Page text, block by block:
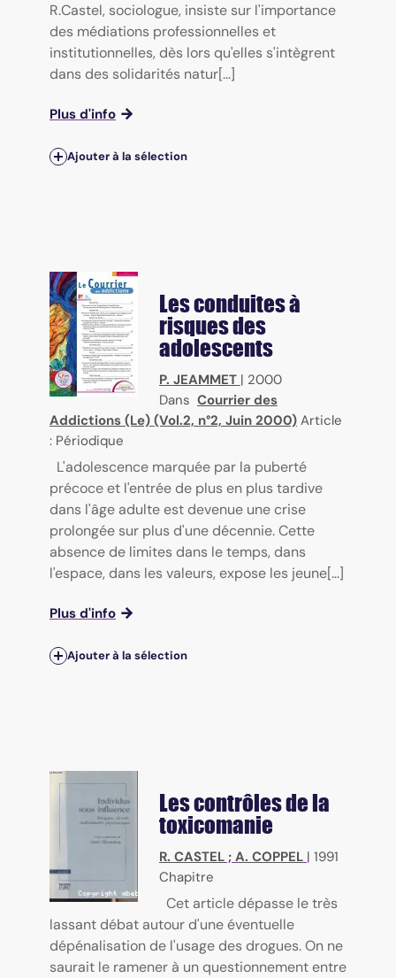
R.Castel, sociologue, insiste sur l'importance
des médiations professionnelles et
institutionnelles, dès lors qu'elles s'intègrent
dans des solidarités natur[...]
Plus d'info
Ajouter à la sélection
Les conduites à
risques des
adolescents
P. JEAMMET | 2000
Dans Courrier des
Addictions (Le) (Vol.2, n°2, Juin 2000) Article
: Périodique
L'adolescence marquée par la puberté
précoce et l'entrée de plus en plus tardive
dans l'âge adulte est devenue une crise
prolongée sur plus d'une décennie. Cette
absence de limites dans le temps, dans
l'espace, dans les valeurs, expose les jeune[...]
Plus d'info
Ajouter à la sélection
Les contrôles de la
toxicomanie
R. CASTEL ; A. COPPEL | 1991
Chapitre
Cet article dépasse le très
lassant débat autour d'une éventuelle
dépénalisation de l'usage des drogues. On ne
saurait le ramener à un questionnement entre